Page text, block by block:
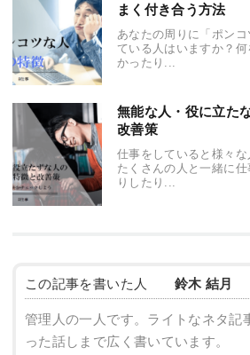
まく付き合う方法
あなたの周りに「ポン
ている人はいますか？
かったり...
無能な人・役に立た
改善策
仕事をしていると様々な
たくさんの人と一緒に
りしたり...
この記事を書いた人 鈴木 結月
管理人の一人です。ライトなネタ記
った話しまで広く書いています。